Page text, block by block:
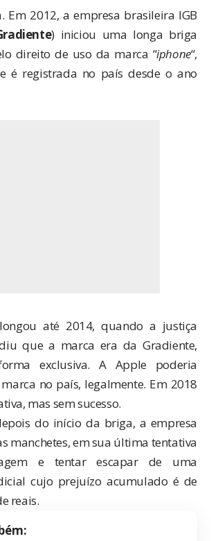
Em 2012, a empresa brasileira IGB
) iniciou uma longa briga
direito de uso da marca “iphone“,
é registrada no país desde o ano
até 2014, quando a justiça
que a marca era da Gradiente,
exclusiva. A Apple poderia
no país, legalmente. Em 2018
mas sem sucesso.
do início da briga, a empresa
manchetes, em sua última tentativa
e tentar escapar de uma
cujo prejuízo acumulado é de
reais.